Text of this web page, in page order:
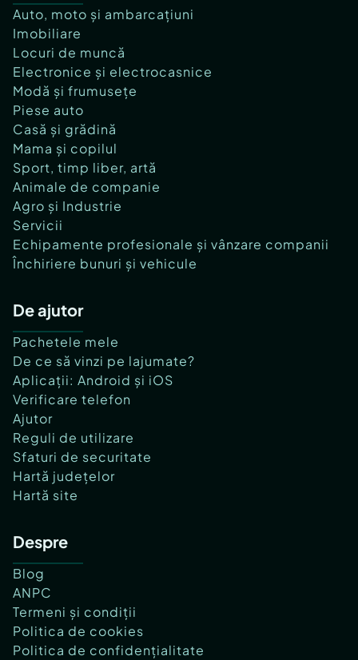
Auto, moto și ambarcațiuni
Imobiliare
Locuri de muncă
Electronice și electrocasnice
Modă și frumusețe
Piese auto
Casă și grădină
Mama și copilul
Sport, timp liber, artă
Animale de companie
Agro și Industrie
Servicii
Echipamente profesionale și vânzare companii
Închiriere bunuri și vehicule
De ajutor
Pachetele mele
De ce să vinzi pe lajumate?
Aplicații: Android și iOS
Verificare telefon
Ajutor
Reguli de utilizare
Sfaturi de securitate
Hartă județelor
Hartă site
Despre
Blog
ANPC
Termeni și condiții
Politica de cookies
Politica de confidențialitate